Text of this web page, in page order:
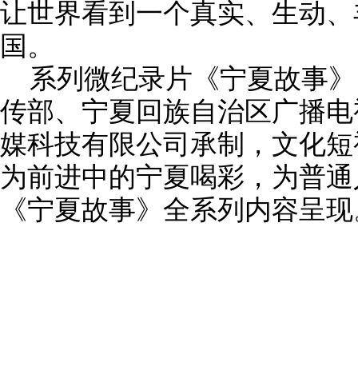
让世界看到一个真实、生动
国。
系列微纪录片《宁夏故事
传部、宁夏回族自治区广播
媒科技有限公司承制，文化
为前进中的宁夏喝彩，为普
《宁夏故事》全系列内容呈